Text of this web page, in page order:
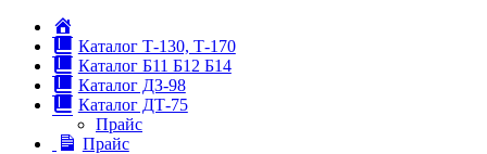
Каталог Т-130, Т-170
Каталог Б11 Б12 Б14
Каталог ДЗ-98
Каталог ДТ-75
Прайс
Прайс